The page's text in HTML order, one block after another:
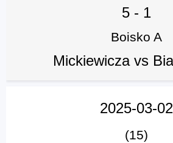
5 - 1
Boisko A
Mickiewicza vs
2025-03-02
(15)